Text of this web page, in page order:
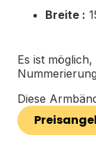
Breite :
Es ist
Diese